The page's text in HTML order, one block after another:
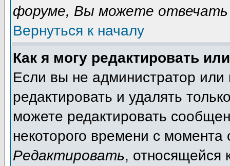
форуме, Вы можете отвечать
Вернуться к началу
Как я могу редактировать
Если вы не администратор
редактировать и удалять
можете редактировать
некоторого времени с момента
Редактировать, относящейся